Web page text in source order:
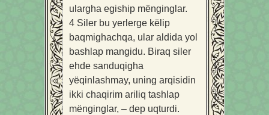
ulargha egiship mënginglar.
4 Siler bu yerlerge këlip
baqmighachqa, ular aldida yol
bashlap mangidu. Biraq siler
ehde sanduqigha
yëqinlashmay, uning arqisidin
ikki chaqirim ariliq tashlap
mënginglar, – dep uqturdi.